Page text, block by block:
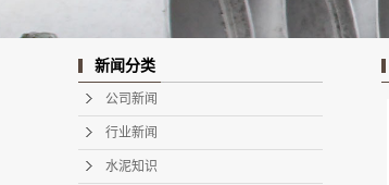
新闻分类
公司新闻
行业新闻
水泥知识